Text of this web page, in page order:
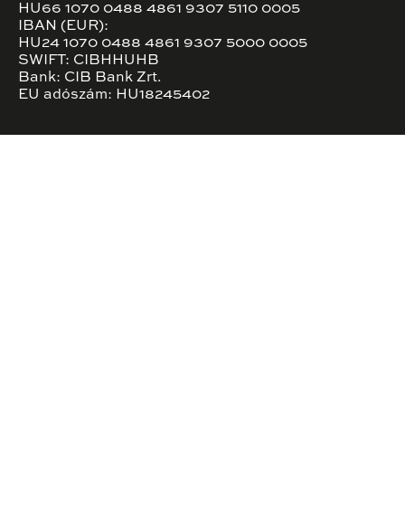
HU66 1070 0488 4861 9307 5110 0005
IBAN (EUR):
HU24 1070 0488 4861 9307 5000 0005
SWIFT: CIBHHUHB
Bank: CIB Bank Zrt.
EU adószám: HU18245402